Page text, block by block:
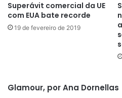
Superávit comercial da UE
com EUA bate recorde
19 de fevereiro de 2019
Glamour, por Ana Dornellas